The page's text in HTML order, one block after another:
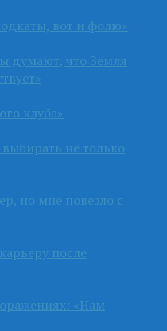
вот и фолю»
думают, что Земля
клуба»
не только
но мне повезло с
после
«Нам